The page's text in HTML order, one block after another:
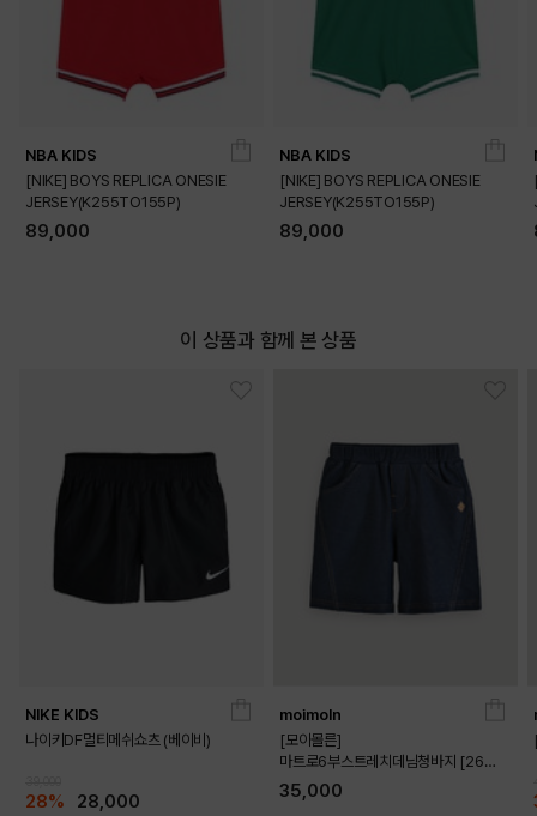
NBA KIDS
[NIKE] BOYS REPLICA ONESIE
JERSEY(K255TO155P)
89,000
NBA KIDS
[NIKE] BOYS REPLICA ONESIE
JERSEY(K255TO155P)
89,000
이 상품과 함께 본 상품
NIKE KIDS
나이키DF멀티메쉬쇼츠 (베이비)
28% 28,000
moimoln
[모이몰른]
마트로6부스트레치데님청바지 [26
가을]
35,000